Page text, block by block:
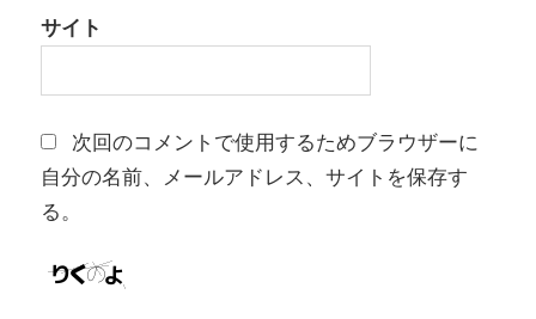
サイト
次回のコメントで使用するためブラウザーに
自分の名前、メールアドレス、サイトを保存す
る。